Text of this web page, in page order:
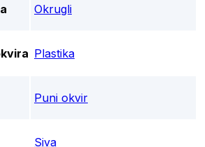
Okrugli
Plastika
Puni okvir
Siva